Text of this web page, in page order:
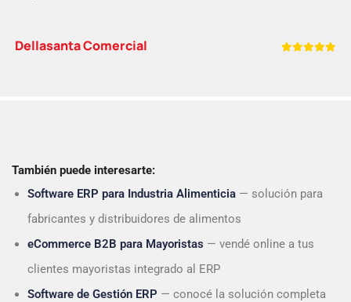
También puede interesarte:
Software ERP para Industria Alimenticia — solución para
fabricantes y distribuidores de alimentos
eCommerce B2B para Mayoristas — vendé online a tus
clientes mayoristas integrado al ERP
Software de Gestión ERP — conocé la solución completa